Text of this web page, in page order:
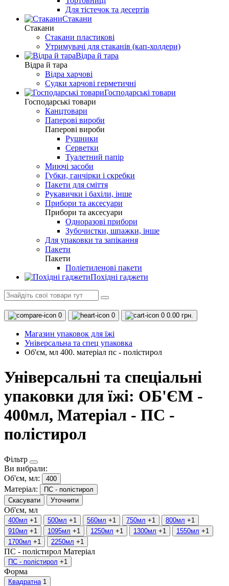
Для тістечок та десертів
Стакани
Стакани
Стакани пластикові
Утримувачі для стаканів (кап-холдери)
Відра й тара
Відра й тара
Відра харчові
Судки харчові герметичні
Господарські товари
Господарські товари
Канцтовари
Паперові вироби
Паперові вироби
Рушники
Серветки
Туалетний папір
Миючі засоби
Губки, ганчірки і скребки
Пакети для сміття
Рукавички і бахіли, інше
Прибори та аксесуари
Прибори та аксесуари
Одноразові прибори
Зубочистки, шпажки, інше
Для упаковки та запікання
Пакети
Пакети
Поліетиленові пакети
Похідні гаджети
0 0 0 0.00 грн.
Магазин упаковок для їжі
Універсальна та спец упаковка
Об'єм, мл 400. матеріал пс - полістирол
Універсальні та спеціальні
упаковки для їжі: ОБ'ЄМ -
400мл, Матеріал - ПС -
полістирол
Фільтр
Ви вибрали:
Об'єм, мл:
400
Матеріал:
ПС - полістирол
Скасувати
Уточнити
Об'єм, мл
400мл +1 500мл +1 560мл +1 750мл +1 800мл +1
910мл +1 1095мл +1 1250мл +1 1300мл +1 1550мл +1
1700мл +1 2250мл +1
ПС - полістирол Матеріал
ПС - полістирол +1
Форма
Квадратна 1